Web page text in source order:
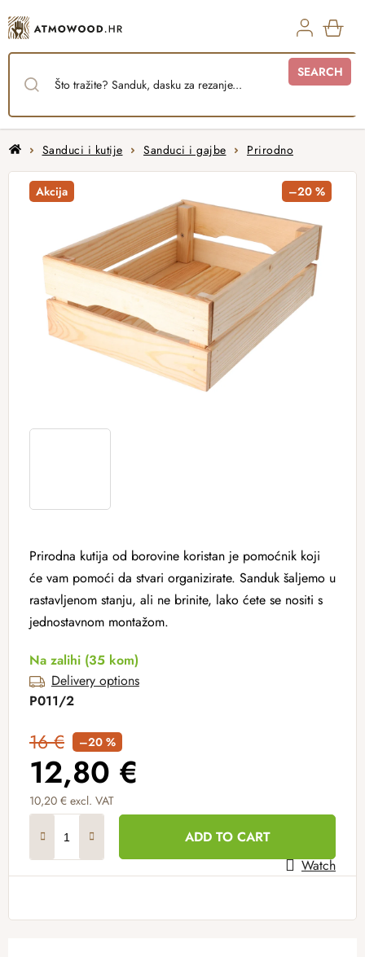
to
content
SEARCH
HomeSanduci i kutije Sanduci i gajbe Prirodno
Prirodna kutija od borovine koristan je pomoćnik koji
će vam pomoći da stvari organizirate. Sanduk šaljemo u
rastavljenom stanju, ali ne brinite, lako ćete se nositi s
jednostavnom montažom.
Na zalihi (35 kom)
Delivery options
P011/2
16 € –20 %
12,80 €
10,20 € excl. VAT
ADD TO CART
Watch
Akcija –20 %